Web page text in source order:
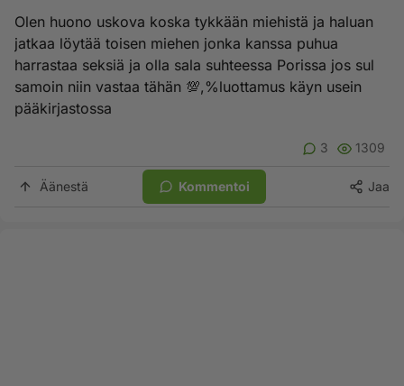
Olen huono uskova koska tykkään miehistä ja haluan
jatkaa löytää toisen miehen jonka kanssa puhua
harrastaa seksiä ja olla sala suhteessa Porissa jos sul
samoin niin vastaa tähän 💯,%luottamus käyn usein
pääkirjastossa
3 1309
Äänestä Kommentoi Jaa